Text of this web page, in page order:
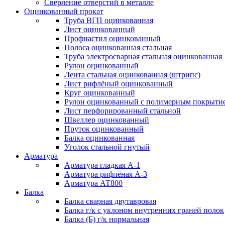
Сверление отверстий в металле
Оцинкованный прокат
Труба ВГП оцинкованная
Лист оцинкованный
Профнастил оцинкованный
Полоса оцинкованная стальная
Труба электросварная стальная оцинкованная
Рулон оцинкованный
Лента стальная оцинкованная (штрипс)
Лист рифлёный оцинкованный
Круг оцинкованный
Рулон оцинкованный с полимерным
Лист перфорированный стальной
Швеллер оцинкованный
Пруток оцинкованный
Балка оцинкованная
Уголок стальной гнутый
Арматура
Арматура гладкая А-1
Арматура рифлёная А-3
Арматура АТ800
Балка
Балка сварная двутавровая
Балка г/к с уклоном внутренних граней полок
Балка (Б) г/к нормальная